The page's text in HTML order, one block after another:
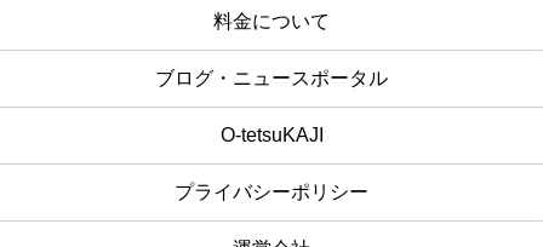
料金について
ブログ・ニュースポータル
O-tetsuKAJI
プライバシーポリシー